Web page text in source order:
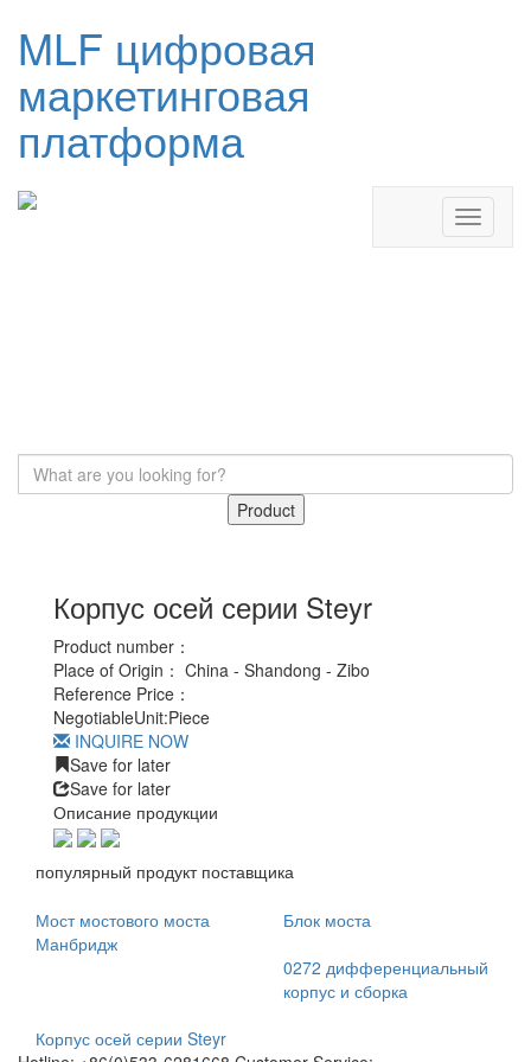
MLF цифровая
маркетинговая
платформа
Product
Корпус осей серии Steyr
Product number：
Place of Origin： China - Shandong - Zibo
Reference Price：
NegotiableUnit:Piece
INQUIRE NOW
Save for later
Save for later
Описание продукции
популярный продукт поставщика
Мост мостового моста
Манбридж
Блок моста
0272 дифференциальный
корпус и сборка
Корпус осей серии Steyr